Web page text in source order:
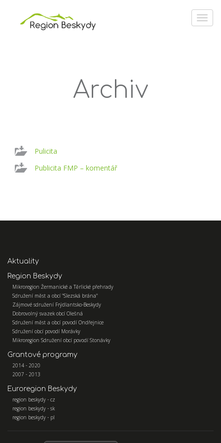
Archiv
Pulicita
Publicita FMP – komentář
Aktuality
Region Beskydy
Mikroregion Žermanické a Těrlické přehrady
Sdružení měst a obcí "Slezská brána"
Zájmové sdružení Frýdlantsko-Beskydy
Dobrovolný svazek obcí Olešná
Sdružení měst a obcí povodí Ondřejnice
Sdružení obcí povodí Morávky
Mikroregion Sdružení obcí povodí Stonávky
Grantové programy
2014 - 2020
2007 - 2013
Euroregion Beskydy
region beskydy - cz
region beskydy - sk
region beskydy - pl